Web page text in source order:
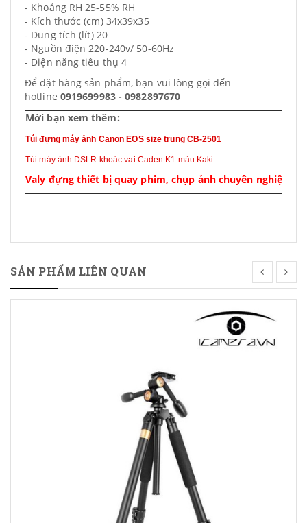
- Khoảng RH 25-55% RH
- Kích thước (cm) 34x39x35
- Dung tích (lít) 20
- Nguồn điện 220-240v/ 50-60Hz
- Điện năng tiêu thụ 4
Để đặt hàng sản phẩm, bạn vui lòng gọi đến
hotline 0919699983 - 0982897670
Mời bạn xem thêm:
Túi đựng máy ảnh Canon EOS size trung CB-2501
Túi máy ảnh DSLR khoác vai Caden K1 màu Kaki
Valy đựng thiết bị quay phim, chụp ảnh chuyên nghiệp
SẢN PHẨM LIÊN QUAN